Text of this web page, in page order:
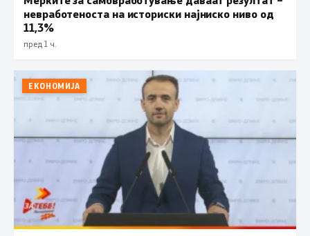
невработеноста на историски најниско ниво од
11,3%
пред 1 ч.
ЕКОНОМИЈА